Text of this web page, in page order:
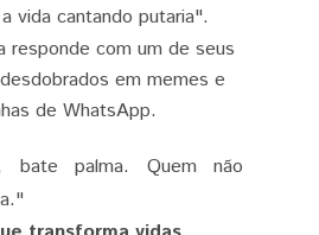
vida cantando putaria".
responde com um de seus
em memes e
de WhatsApp.
bate palma. Quem não